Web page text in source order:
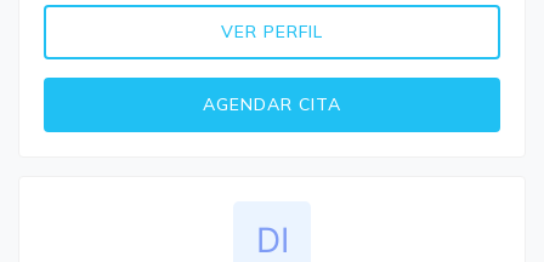
VER PERFIL
AGENDAR CITA